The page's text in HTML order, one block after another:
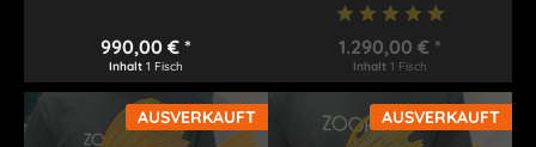
990,00 € *
Inhalt1 Fisch
1.290,00 € *
Inhalt1 Fisch
AUSVERKAUFT AUSVERKAUFT